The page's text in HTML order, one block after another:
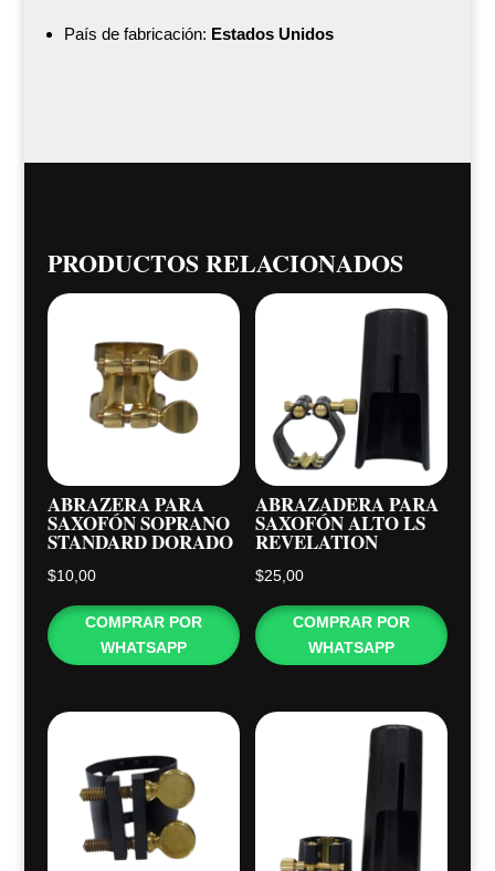
País de fabricación: Estados Unidos
PRODUCTOS RELACIONADOS
ABRAZERA PARA
SAXOFÓN SOPRANO
STANDARD DORADO
$10,00
COMPRAR POR
WHATSAPP
ABRAZADERA PARA
SAXOFÓN ALTO LS
REVELATION
$25,00
COMPRAR POR
WHATSAPP